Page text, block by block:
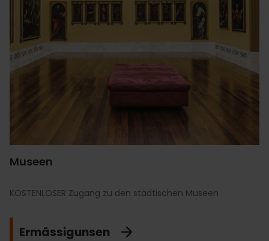
Museen
KOSTENLOSER Zugang zu den städtischen Museen
Ermässigunsen